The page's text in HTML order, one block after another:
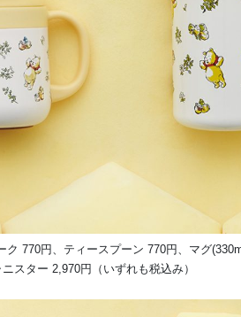
ク 770円、ティースプーン 770円、マグ
スター 2,970円（いずれも税込み）